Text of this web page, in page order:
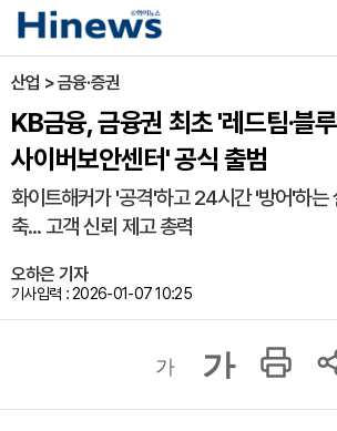
산업 > 금융·증권
KB금융, 금융권 최초 '레드팀·블
사이버보안센터' 공식 출범
화이트해커가 '공격'하고 24시간 '방어'하는
축... 고객 신뢰 제고 총력
오하은 기자
기사입력 : 2026-01-07 10:25
가 가